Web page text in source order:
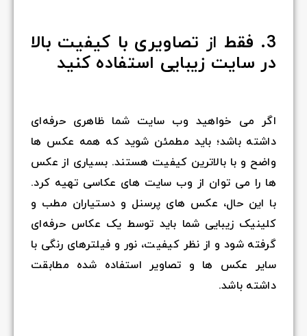
3. فقط ازتصاویری با کیفیت بالا
در سایت زیبایی استفاده کنید
اگر می خواهید وب سایت شما ظاهری حرفه‌ای
داشته باشد؛ باید مطمئن شوید که همه عکس ها
واضح و با بالاترین کیفیت هستند. بسیاری از عکس
ها را می توان از وب سایت های عکاسی تهیه کرد.
با این حال، عکس های پرسنل و دستیاران مطب و
کلینیک زیبایی شما باید توسط یک عکاس حرفه‌ای
گرفته شود و از نظر کیفیت، نور و فیلترهای رنگی با
سایر عکس ها و تصاویر استفاده شده مطابقت
داشته باشد.